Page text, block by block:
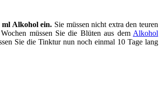
ml Alkohol ein. Sie müssen nicht extra den teuren
müssen Sie die Blüten aus dem Alkohol
Sie die Tinktur nun noch einmal 10 Tage lang